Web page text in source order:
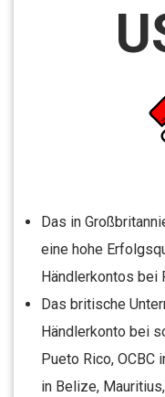
Das in
eine hohe
Händlerkontos bei
Das britische
Händlerkonto bei
Pueto Rico, OCBC
in Belize, Mauritius,